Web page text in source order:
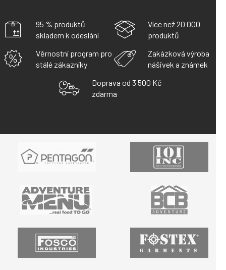
A
C
R
K
Y
V
95 % produktů
skladem k odeslání
Více než 20 000
produktů
Věrnostní program pro
stálé zákazníky
Zakázková výroba
nášivek a známek
Doprava od 3 500 Kč
zdarma